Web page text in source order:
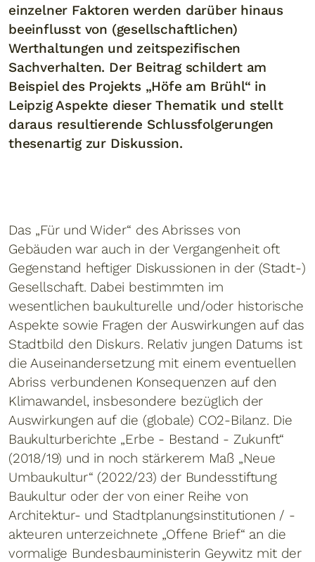
einzelner Faktoren werden darüber hinaus
beeinflusst von (gesellschaftlichen)
Werthaltungen und zeitspezifischen
Sachverhalten. Der Beitrag schildert am
Beispiel des Projekts „Höfe am Brühl“ in
Leipzig Aspekte dieser Thematik und stellt
daraus resultierende Schlussfolgerungen
thesenartig zur Diskussion.
Das „Für und Wider“ des Abrisses von
Gebäuden war auch in der Vergangenheit oft
Gegenstand heftiger Diskussionen in der (Stadt-)
Gesellschaft. Dabei bestimmten im
wesentlichen baukulturelle und/oder historische
Aspekte sowie Fragen der Auswirkungen auf das
Stadtbild den Diskurs. Relativ jungen Datums ist
die Auseinandersetzung mit einem eventuellen
Abriss verbundenen Konsequenzen auf den
Klimawandel, insbesondere bezüglich der
Auswirkungen auf die (globale) CO2-Bilanz. Die
Baukulturberichte „Erbe - Bestand - Zukunft“
(2018/19) und in noch stärkerem Maß „Neue
Umbaukultur“ (2022/23) der Bundesstiftung
Baukultur oder der von einer Reihe von
Architektur- und Stadtplanungsinstitutionen / -
akteuren unterzeichnete „Offene Brief“ an die
vormalige Bundesbauministerin Geywitz mit der